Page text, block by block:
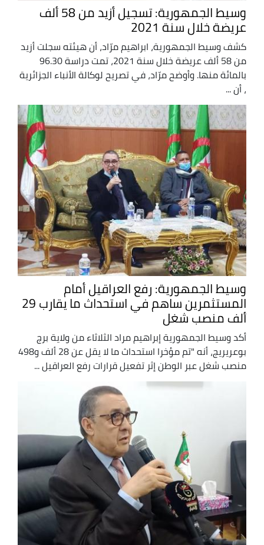
وسيط الجمهورية: تسجيل أزيد من 58 ألف
عريضة خلال سنة 2021
كشف وسيط الجمهورية، ابراهيم مرّاد، أن هيئته سجلت أزيد
من 58 ألف عريضة خلال سنة 2021، تمت دراسة 96.30
بالمائة منها. وأوضح مرّاد، في تصريح لوكالة الأنباء الجزائرية
، أن ...
وسيط الجمهورية: رفع العراقيل أمام
المستثمرين ساهم في استحداث ما يقارب 29
ألف منصب شغل
أكد وسيط الجمهورية إبراهيم مراد الثلاثاء من ولاية برج
بوعريريج، أنه "تم مؤخرا استحداث ما لا يقل عن 28 ألف و498
منصب شغل عبر الوطن إثر تفعيل قرارات رفع العراقيل ...